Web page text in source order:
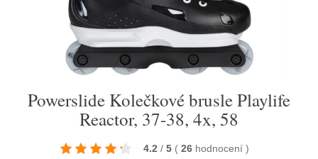
Powerslide Kolečkové brusle Playlife
Reactor, 37-38, 4x, 58
4.2 / 5 ( 26 hodnocení )